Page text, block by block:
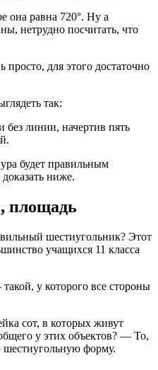
она равна 720°. Ну а
нетрудно посчитать, что
просто, для этого достаточно
так:
линии, начертив пять
будет правильным
ниже.
площадь
шестиугольник? Этот
учащихся 11 класса
у которого все стороны
сот, в которых живут
у этих объектов? — То,
форму.